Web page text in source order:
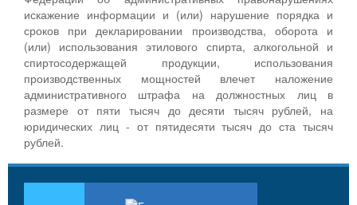
искажение информации и (или) нарушение порядка и
сроков при декларировании производства, оборота и
(или) использования этилового спирта, алкогольной и
спиртосодержащей продукции, использования
производственных мощностей влечет наложение
административного штрафа на должностных лиц в
размере от пяти тысяч до десяти тысяч рублей, на
юридических лиц - от пятидесяти тысяч до ста тысяч
рублей.